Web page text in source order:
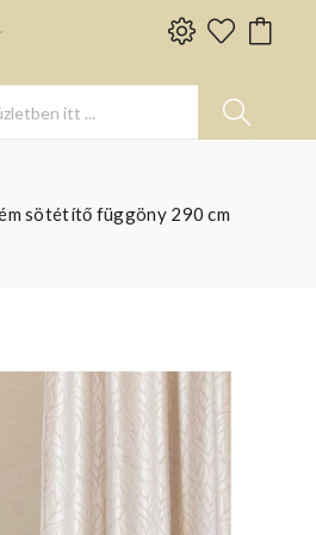
sötétítő függöny 290 cm